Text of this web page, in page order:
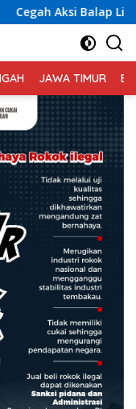
Liar, Sat Lantas
JAWA TIMUR